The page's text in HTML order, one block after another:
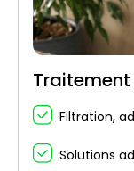
Filtration,
Solutions